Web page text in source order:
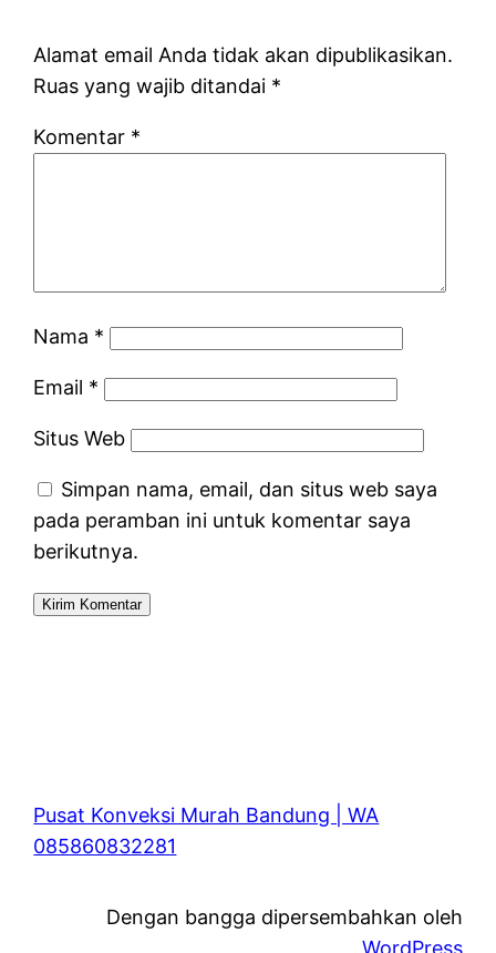
Alamat email Anda tidak akan dipublikasikan.
Ruas yang wajib ditandai *
Komentar *
Nama *
Email *
Situs Web
Simpan nama, email, dan situs web saya
pada peramban ini untuk komentar saya
berikutnya.
Pusat Konveksi Murah Bandung | WA
085860832281
Dengan bangga dipersembahkan oleh
WordPress